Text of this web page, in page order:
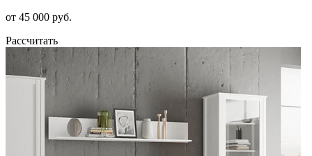
от 45 000 руб.
Рассчитать